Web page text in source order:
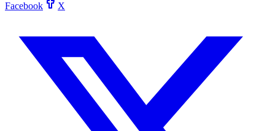
Facebook X